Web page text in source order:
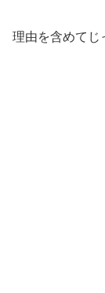
理由を含めてじ